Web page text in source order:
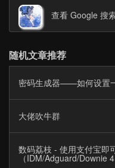
查看 Google 搜
随机文章推荐
密码生成器——如何设置
大佬吹牛群
数码荔枝 - 使用支付宝即
（IDM/Adguard/Downie 4